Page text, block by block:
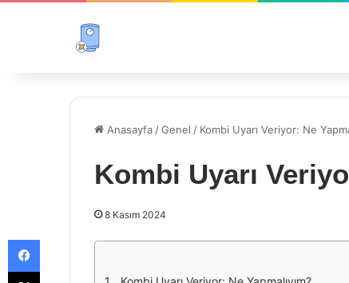
Anasayfa /Genel / Kombi Uyarı Veriyor: Ne
Kombi Uyarı
8 Kasım 2024
Facebook
X